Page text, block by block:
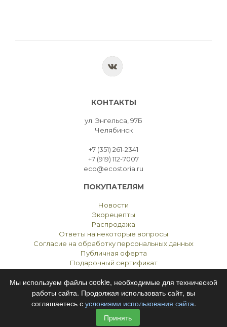
КОНТАКТЫ
ул. Энгельса, 97Б
Челябинск
+7 (351) 261-2341
+7 (919) 112-7007
eco@ecostoria.ru
ПОКУПАТЕЛЯМ
Новости
Экорецепты
Распродажа
Ответы на некоторые вопросы
Согласие на обработку персональных данных
Публичная оферта
Подарочный сертификат
ЭКОСТОРИЯЧЕЛЯБИНСК © 2021
Мы используем файлы cookie, необходимые для технической
работы сайта. Продолжая использовать сайт, вы
соглашаетесь с условиями использования сайта.
Принять